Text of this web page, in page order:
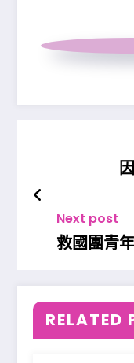
Next post
救國團青
RELATED